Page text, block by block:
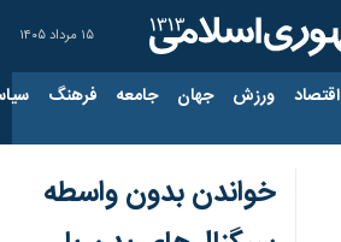
۱۵ مرداد ۱۴۰۵
اقتصاد ورزش جهان جامعه فرهنگ
خواندن بدون واسطه